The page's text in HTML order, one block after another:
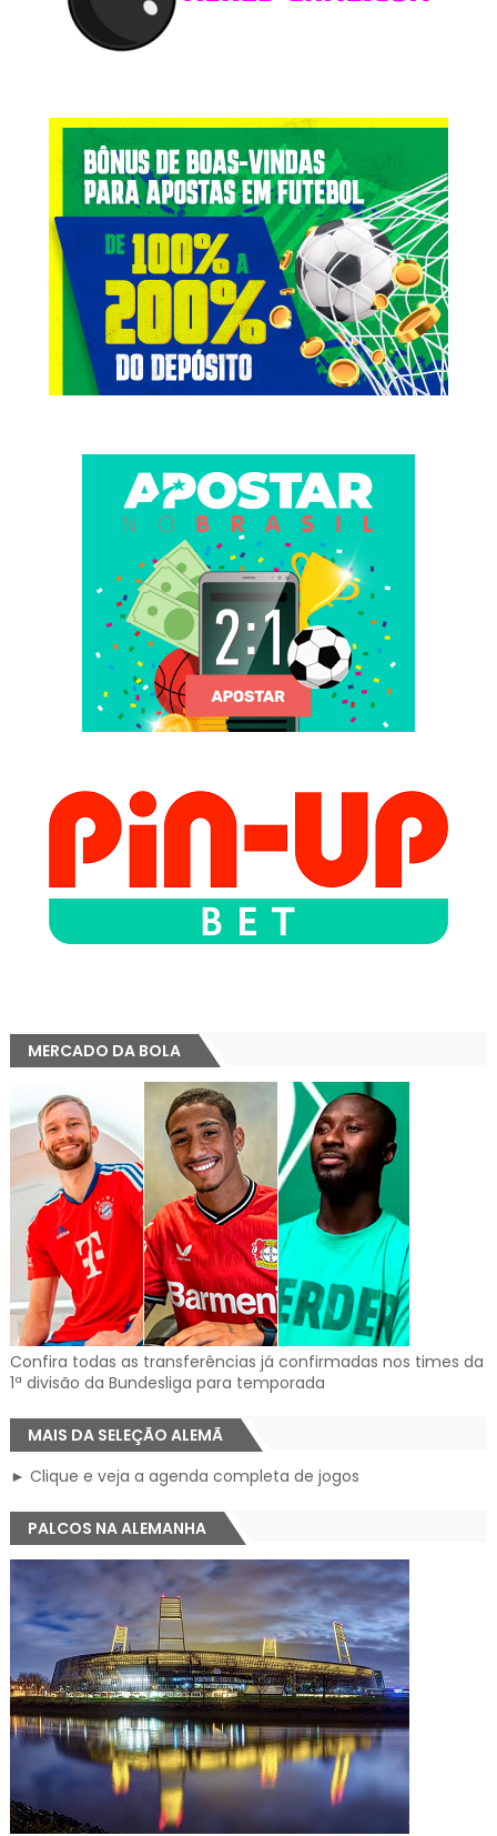
MERCADO DA BOLA
Confira todas as transferências já confirmadas nos times da
1ª divisão da Bundesliga para temporada
MAIS DA SELEÇÃO ALEMÃ
► Clique e veja a agenda completa de jogos
PALCOS NA ALEMANHA